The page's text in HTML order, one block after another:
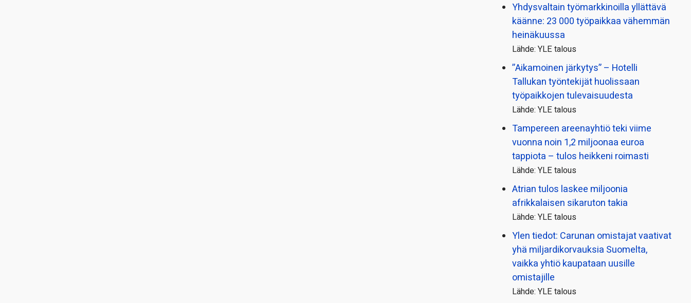
Yhdysvaltain työmarkkinoilla yllättävä
käänne: 23 000 työpaikkaa vähemmän
heinäkuussa
Lähde: YLE talous
”Aikamoinen järkytys” – Hotelli
Tallukan työntekijät huolissaan
työpaikkojen tulevaisuudesta
Lähde: YLE talous
Tampereen areenayhtiö teki viime
vuonna noin 1,2 miljoonaa euroa
tappiota – tulos heikkeni roimasti
Lähde: YLE talous
Atrian tulos laskee miljoonia
afrikkalaisen sikaruton takia
Lähde: YLE talous
Ylen tiedot: Carunan omistajat vaativat
yhä miljardi­korvauksia Suomelta,
vaikka yhtiö kaupataan uusille
omistajille
Lähde: YLE talous